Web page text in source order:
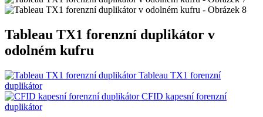
Tableau TX1 forenzní duplikátor v
odolném kufru
Tableau TX1 forenzní
duplikátor
CFID kapesní forenzní
duplikátor